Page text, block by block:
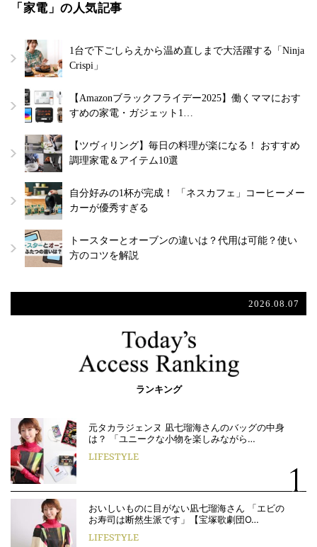
「家電」の人気記事
1台で下ごしらえから温め直しまで大活躍する「Ninja
Crispi」
【Amazonブラックフライデー2025】働くママにおす
すめの家電・ガジェット1…
【ツヴィリング】毎日の料理が楽になる！ おすすめ
調理家電＆アイテム10選
自分好みの1杯が完成！ 「ネスカフェ」コーヒーメー
カーが優秀すぎる
トースターとオーブンの違いは？代用は可能？使い
方のコツを解説
2026.08.07
ランキング
元タカラジェンヌ 凪七瑠海さんのバッグの中身
は？ 「ユニークな小物を楽しみながら…
LIFESTYLE
おいしいものに目がない凪七瑠海さん 「エビの
お寿司は断然生派です」【宝塚歌劇団O…
LIFESTYLE